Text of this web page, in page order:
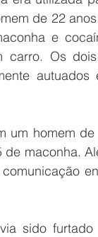
de 22
e
carro. Os
autuados
um homem
maconha.
sido furtado